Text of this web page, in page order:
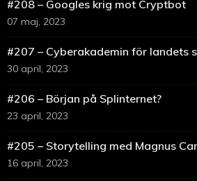
#208 – Googles krig mot Cryptbot
07 maj, 2023
#207 – Cyberakademin för landets
30 april, 2023
#206 – Början på Splinternet?
23 april, 2023
#205 – Storytelling med Magnus
16 april, 2023